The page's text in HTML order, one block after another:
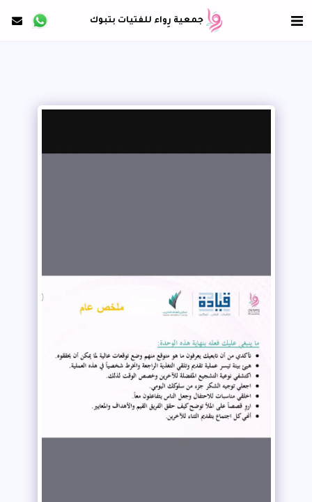
جمعية رِواء للفتيات بتبوك